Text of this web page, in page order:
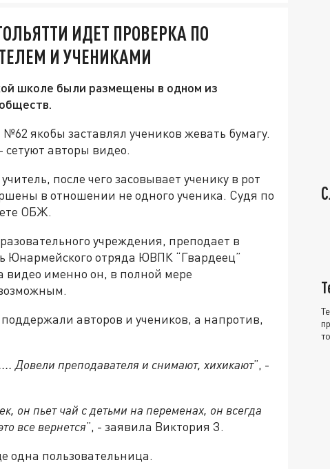
ИДЕТ ПРОВЕРКА ПО
И УЧЕНИКАМИ
школе были размещены в одном из
якобы заставлял учеников жевать бумагу.
- сетуют авторы видео.
после чего засовывает ученику в рот
в отношении не одного ученика. Судя по
ОБЖ.
учреждения, преподает в
Юнармейского отряда ЮВПК “Гвардеец”
именно он, в полной мере
авторов и учеников, а напротив,
Довели преподавателя и снимают, хихикают”, -
он пьет чай с детьми на переменах, он всегда
все вернется”, - заявила Виктория З.
одна пользовательница.